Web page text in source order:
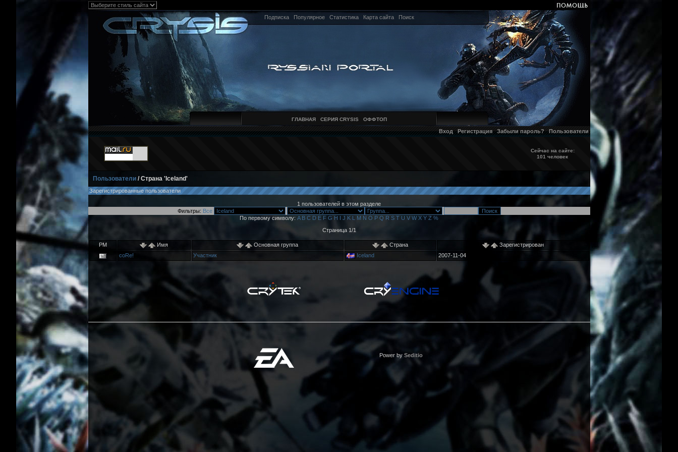
Подписка Популярное Статистика Карта сайта Поиск
ГЛАВНАЯ СЕРИЯ CRYSIS ОФФТОП
Вход Регистрация Забыли пароль? Пользователи
Сейчас на сайте:
101 человек
Пользователи/ Страна 'Iceland'
Зарегистрированные пользователи
1 пользователей в этом разделе
Фильтры: Все
По первому символу: A B C D E F G H I J K L M N O P Q R S T U V W X Y Z %
Страница 1/1
PM Имя Основная группа Страна
Зарегистрирован
coRe!
Участник Iceland 2007-11-04
Power by Seditio